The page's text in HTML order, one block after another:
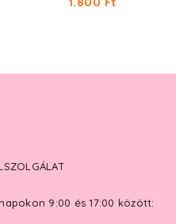
9:00 és 17:00 között: